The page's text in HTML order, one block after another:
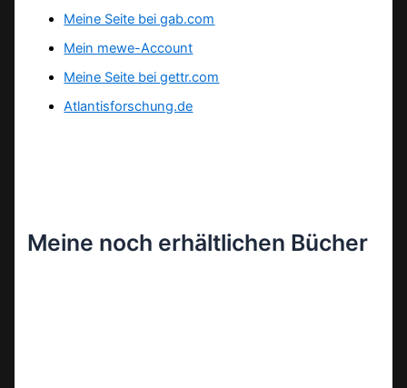
Meine Seite bei gab.com
Mein mewe-Account
Meine Seite bei gettr.com
Atlantisforschung.de
Meine noch erhältlichen Bücher